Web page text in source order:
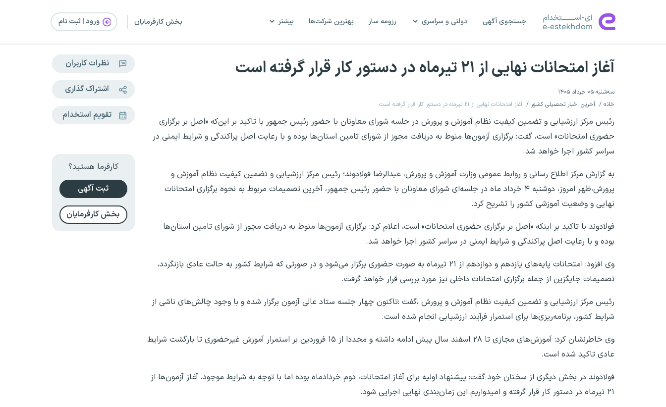
جستجوی آگهی دولتی و سراسری رزومه ساز بهترین شرکت‌ها بیشتر بخش کارفرمایان ورود | ثبت‌ نام
آغاز امتحانات نهایی از ۲۱ تیرماه در دستور کار قرار گرفته است
سه‌شنبه ۰۵ خرداد ۱۴۰۵
خانه
آخرین اخبار تحصیلی کشور آغاز امتحانات نهایی از ۲۱ تیرماه در دستور کار قرار گرفته است
رئیس مرکز ارزشیابی و تضمین کیفیت نظام آموزش و پرورش در جلسه شورای معاونان با حضور رئیس جمهور با تاکید بر این‌که «اصل بر برگزاری
حضوری امتحانات» است، گفت: برگزاری آزمون‌ها منوط به دریافت مجوز از شورای تامین استان‌ها بوده و با رعایت اصل پراکندگی و شرایط ایمنی در
سراسر کشور اجرا خواهد شد.
به گزارش مرکز اطلاع رسانی و روابط عمومی وزارت آموزش و پرورش، عبدالرضا فولادوند؛ رئیس مرکز ارزشیابی و تضمین کیفیت نظام آموزش و
پرورش،ظهر امروز، دوشنبه ۴ خرداد ماه در جلسه‌ای شورای معاونان با حضور رئیس جمهور، آخرین تصمیمات مربوط به نحوه برگزاری امتحانات
نهایی و وضعیت آموزشی کشور را تشریح کرد.
فولادوند با تاکید بر اینکه «اصل بر برگزاری حضوری امتحانات» است، اعلام کرد: برگزاری آزمون‌ها منوط به دریافت مجوز از شورای تامین استان‌ها
بوده و با رعایت اصل پراکندگی و شرایط ایمنی در سراسر کشور اجرا خواهد شد.
وی افزود: امتحانات پایه‌های یازدهم و دوازدهم از ۲۱ تیرماه به صورت حضوری برگزار می‌شود و در صورتی که شرایط کشور به حالت عادی بازنگردد،
تصمیمات جایگزین از جمله برگزاری امتحانات داخلی نیز مورد بررسی قرار خواهد گرفت.
رئیس مرکز ارزشیابی و تضمین کیفیت نظام آموزش و پرورش ،گفت :تاکنون چهار جلسه ستاد عالی آزمون برگزار شده و با وجود چالش‌های ناشی از
شرایط کشور، برنامه‌ریزی‌ها برای استمرار فرآیند ارزشیابی انجام شده است.
وی خاطرنشان کرد: آموزش‌های مجازی تا ۲۸ اسفند سال پیش ادامه داشته و مجددا از ۱۵ فروردین بر استمرار آموزش غیرحضوری تا بازگشت شرایط
عادی تاکید شده است.
فولادوند در بخش دیگری از سخنان خود گفت: پیشنهاد اولیه برای آغاز امتحانات، دوم خردادماه بوده اما با توجه به شرایط موجود، آغاز آزمون‌ها از
۲۱ تیرماه در دستور کار قرار گرفته و امیدواریم این زمان‌بندی نهایی اجرایی شود.
نظرات کاربران
اشتراک گذاری
تقویم استخدام
کارفرما هستید؟
ثبت آگهی
بخش کارفرمایان